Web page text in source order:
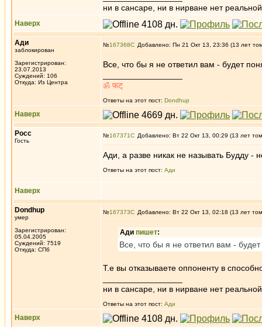
ни в сансаре, ни в нирване нет
Наверх
Ади
заблокирован
Зарегистрирован:
23.07.2013
Суждений: 106
Откуда: Из Центра
№167368 Добавлено: Пн 21 Окт 13, 23:36 (13 лет
Все, что бы я не ответил вам - будет
ॐ फट‍्
Ответы на этот пост: Dondhup
Наверх
Росс
Гость
№167371 Добавлено: Вт 22 Окт 13, 00:29 (13 лет
Ади, а разве никак не называть Будду -
Ответы на этот пост: Ади
Наверх
Dondhup
умер
Зарегистрирован:
05.04.2005
Суждений: 7519
Откуда: СПб
№167373 Добавлено: Вт 22 Окт 13, 02:18 (13 лет
Ади пишет:
Все, что бы я не ответил вам -
Т.е вы отказываете оппоненту в
ни в сансаре, ни в нирване нет
Ответы на этот пост: Ади
Наверх